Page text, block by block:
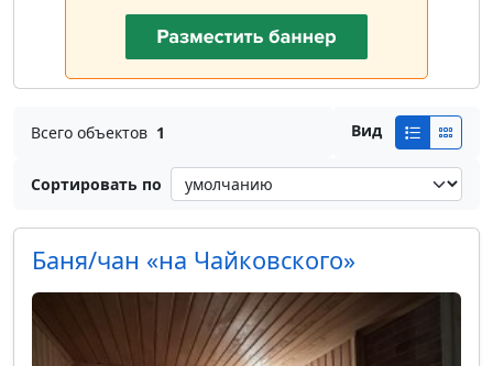
Всего объектов 1 Вид
Сортировать по
Баня/чан «на Чайковского»